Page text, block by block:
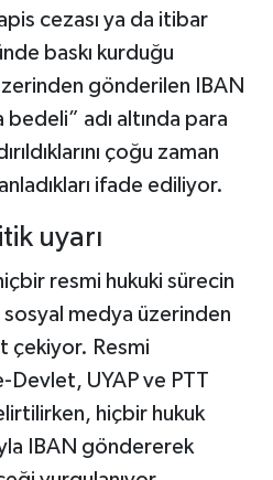
cezası ya da itibar
baskı kurduğu
gönderilen IBAN
bedeli” adı altında para
çoğu zaman
ifade ediliyor.
uyarı
resmi hukuki sürecin
medya üzerinden
çekiyor. Resmi
Devlet, UYAP ve PTT
hiçbir hukuk
IBAN göndererek